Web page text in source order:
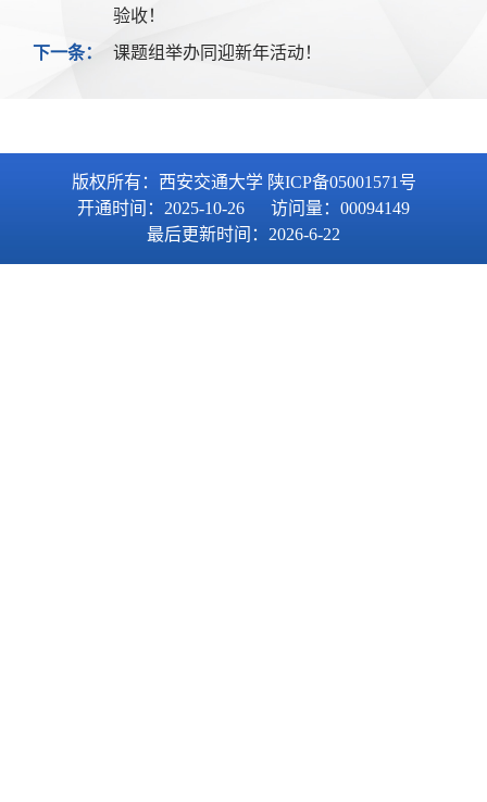
验收！
下一条：
课题组举办同迎新年活动！
版权所有：西安交通大学 陕ICP备05001571号
开通时间： 2025-10-26 访问量： 00094149
最后更新时间： 2026-6-22